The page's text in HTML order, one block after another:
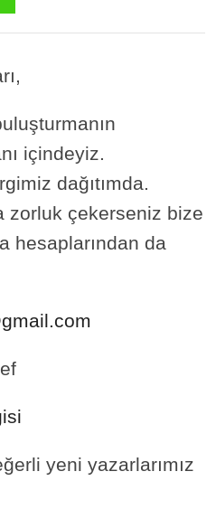
içindeyiz.
dağıtımda.
zorluk çekerseniz bize
hesaplarından da
yeni yazarlarımız